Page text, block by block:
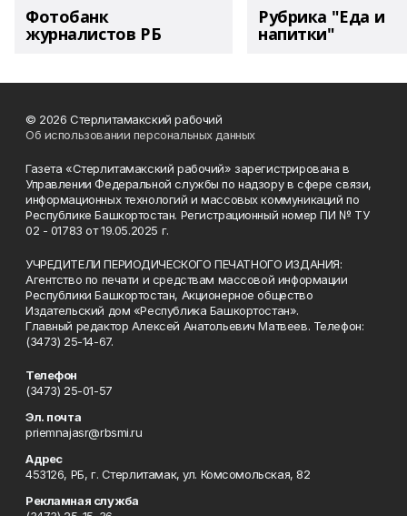
Фотобанк
журналистов РБ
Рубрика "Еда и
напитки"
© 2026 Стерлитамакский рабочий
Об использовании персональных данных
Газета «Стерлитамакский рабочий» зарегистрирована в
Управлении Федеральной службы по надзору в сфере связи,
информационных технологий и массовых коммуникаций по
Республике Башкортостан. Регистрационный номер ПИ № ТУ
02 - 01783 от 19.05.2025 г.
УЧРЕДИТЕЛИ ПЕРИОДИЧЕСКОГО ПЕЧАТНОГО ИЗДАНИЯ:
Агентство по печати и средствам массовой информации
Республики Башкортостан, Акционерное общество
Издательский дом «Республика Башкортостан».
Главный редактор Алексей Анатольевич Матвеев. Телефон:
(3473) 25-14-67.
Телефон
(3473) 25-01-57
Эл. почта
priemnajasr@rbsmi.ru
Адрес
453126, РБ, г. Стерлитамак, ул. Комсомольская, 82
Рекламная служба